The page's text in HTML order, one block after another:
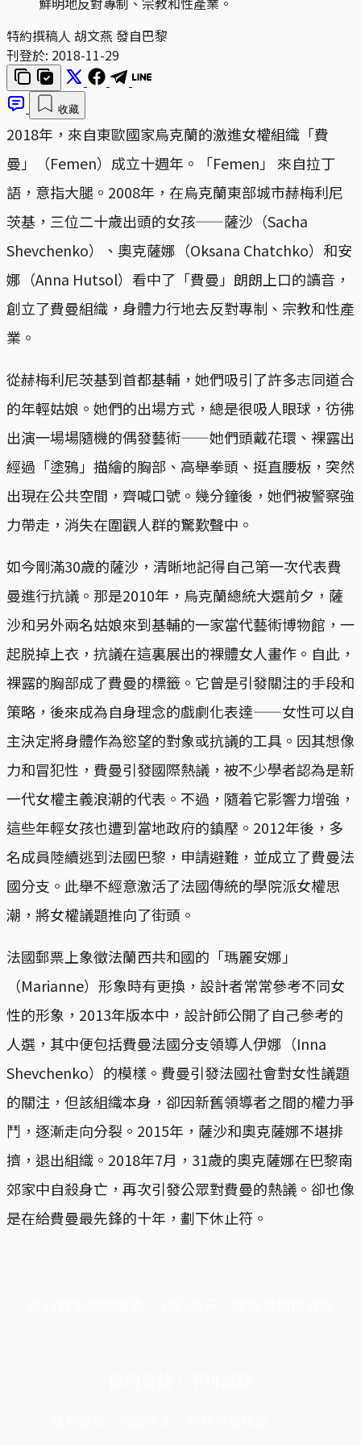
特約撰稿人 胡文燕 發自巴黎
刊登於: 2018-11-29
收藏
2018年，來自東歐國家烏克蘭的激進女權組織「費
曼」（Femen）成立十週年。「Femen」 來自拉丁
語，意指大腿。2008年，在烏克蘭東部城市赫梅利尼
茨基，三位二十歲出頭的女孩——薩沙（Sacha
Shevchenko）、奧克薩娜（Oksana Chatchko）和安
娜（Anna Hutsol）看中了「費曼」朗朗上口的讀音，
創立了費曼組織，身體力行地去反對專制、宗教和性產
業。
從赫梅利尼茨基到首都基輔，她們吸引了許多志同道合
的年輕姑娘。她們的出場方式，總是很吸人眼球，彷彿
出演一場場隨機的偶發藝術——她們頭戴花環、裸露出
經過「塗鴉」描繪的胸部、高舉拳頭、挺直腰板，突然
出現在公共空間，齊喊口號。幾分鐘後，她們被警察強
力帶走，消失在圍觀人群的驚歎聲中。
如今剛滿30歲的薩沙，清晰地記得自己第一次代表費
曼進行抗議。那是2010年，烏克蘭總統大選前夕，薩
沙和另外兩名姑娘來到基輔的一家當代藝術博物館，一
起脱掉上衣，抗議在這裏展出的裸體女人畫作。自此，
裸露的胸部成了費曼的標籤。它曾是引發關注的手段和
策略，後來成為自身理念的戲劇化表達——女性可以自
主決定將身體作為慾望的對象或抗議的工具。因其想像
力和冒犯性，費曼引發國際熱議，被不少學者認為是新
一代女權主義浪潮的代表。不過，隨着它影響力增強，
這些年輕女孩也遭到當地政府的鎮壓。2012年後，多
名成員陸續逃到法國巴黎，申請避難，並成立了費曼法
國分支。此舉不經意激活了法國傳統的學院派女權思
潮，將女權議題推向了街頭。
法國郵票上象徵法蘭西共和國的「瑪麗安娜」
（Marianne）形象時有更換，設計者常常參考不同女
性的形象，2013年版本中，設計師公開了自己參考的
人選，其中便包括費曼法國分支領導人伊娜（Inna
Shevchenko）的模樣。費曼引發法國社會對女性議題
的關注，但該組織本身，卻因新舊領導者之間的權力爭
鬥，逐漸走向分裂。2015年，薩沙和奧克薩娜不堪排
擠，退出組織。2018年7月，31歲的奧克薩娜在巴黎南
郊家中自殺身亡，再次引發公眾對費曼的熱議。卻也像
是在給費曼最先鋒的十年，劃下休止符。